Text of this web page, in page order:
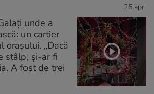
25 apr.
unde a
un cartier
orașului. „Dacă
stâlp, și-ar fi
A fost de trei